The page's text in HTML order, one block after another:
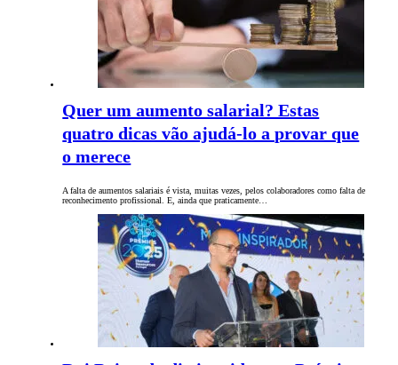
Quer um aumento salarial? Estas
quatro dicas vão ajudá-lo a provar que
o merece
A falta de aumentos salariais é vista, muitas vezes, pelos colaboradores como falta de
reconhecimento profissional. E, ainda que praticamente…